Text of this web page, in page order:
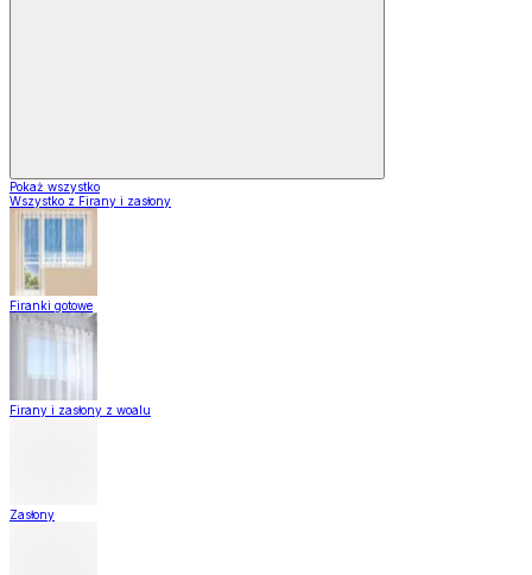
Pokaż wszystko
Wszystko z Firany i zasłony
Firanki gotowe
Firany i zasłony z woalu
Zasłony